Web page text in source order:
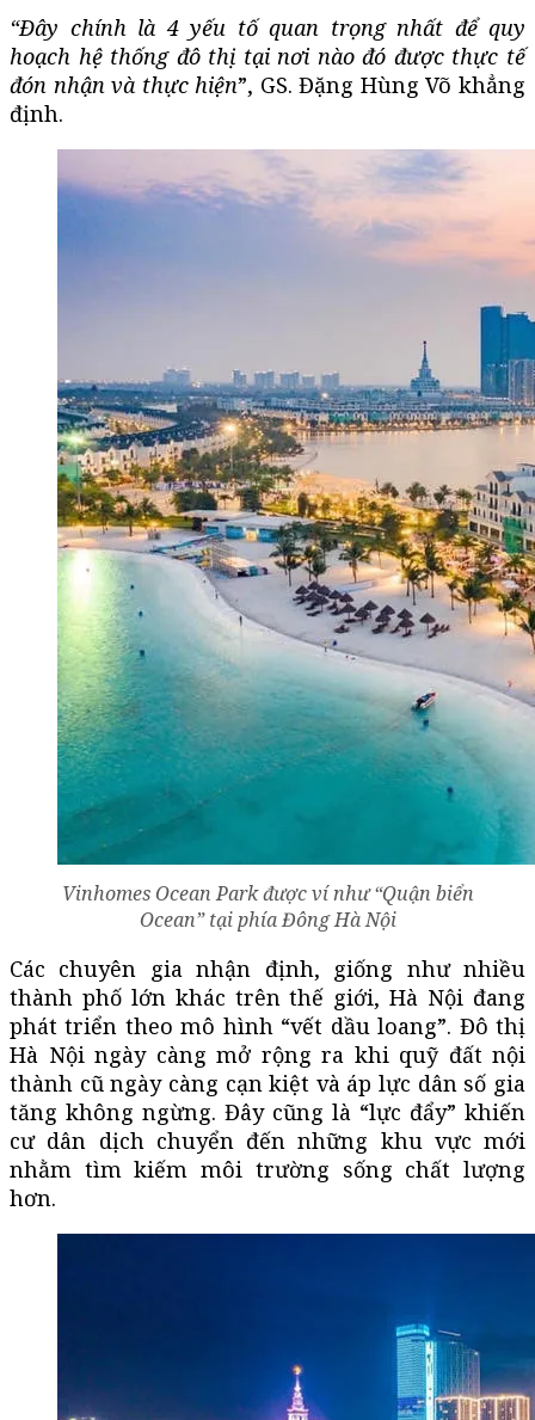
“Đây chính là 4 yếu tố quan trọng nhất để quy
hoạch hệ thống đô thị tại nơi nào đó được thực tế
đón nhận và thực hiện”, GS. Đặng Hùng Võ khẳng
định.
Vinhomes Ocean Park được ví như “Quận biển
Ocean” tại phía Đông Hà Nội
Các chuyên gia nhận định, giống như nhiều
thành phố lớn khác trên thế giới, Hà Nội đang
phát triển theo mô hình “vết dầu loang”. Đô thị
Hà Nội ngày càng mở rộng ra khi quỹ đất nội
thành cũ ngày càng cạn kiệt và áp lực dân số gia
tăng không ngừng. Đây cũng là “lực đẩy” khiến
cư dân dịch chuyển đến những khu vực mới
nhằm tìm kiếm môi trường sống chất lượng
hơn.